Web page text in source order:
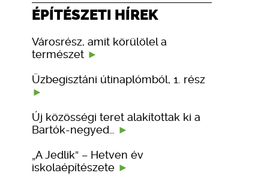
ÉPÍTÉSZETI HÍREK
Városrész, amit körülölel a
természet
Üzbegisztáni útinaplómból, 1. rész
Új közösségi teret alakítottak ki a
Bartók-negyed…
„A Jedlik” – Hetven év
iskolaépítészete